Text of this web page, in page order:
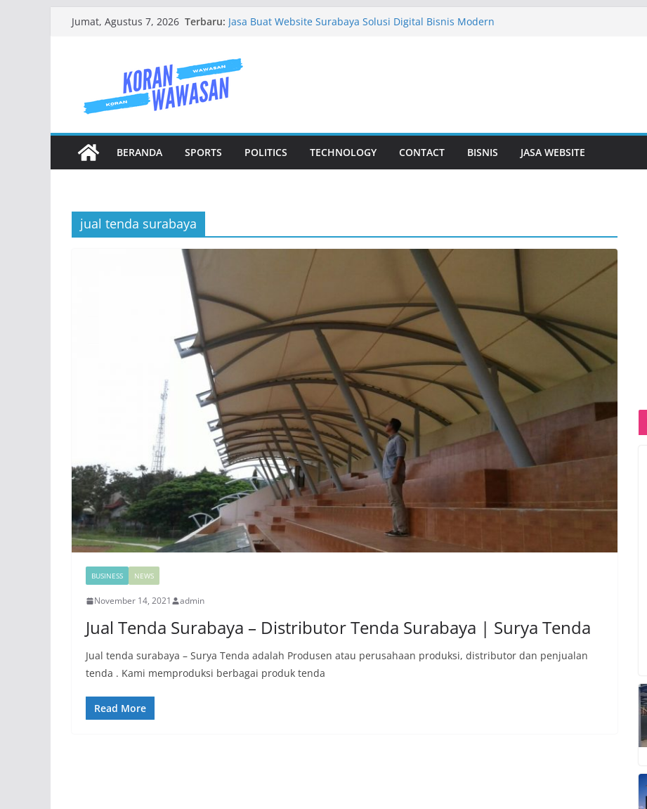
Jumat, Agustus 7, 2026 Terbaru: Jasa Buat Website Surabaya Solusi Digital Bisnis Modern
Kecewa
Jenis Jenis Karangan Bunga Yang Sering Kita Jumpai
BERANDA SPORTS POLITICS TECHNOLOGY CONTACT BISNIS JASA WEBSITE
jual tenda surabaya
BUSINESS NEWS
November 14, 2021 admin
Jual Tenda Surabaya – Distributor Tenda Surabaya | Surya Tenda
Jual tenda surabaya – Surya Tenda adalah Produsen atau perusahaan produksi, distributor dan penjualan
tenda . Kami memproduksi berbagai produk tenda
Read More